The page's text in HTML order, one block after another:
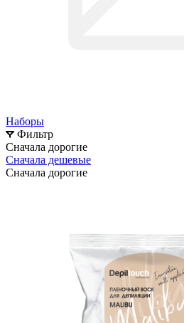
Наборы
Фильтр
Сначала дорогие
Сначала дешевые
Сначала дорогие